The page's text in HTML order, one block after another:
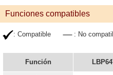
Funciones compatibles
: Compatible : No
Función